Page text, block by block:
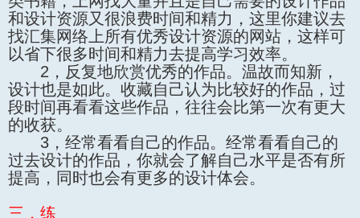
和设计资源又很浪费时间和精力，这里你建议去
找汇集网络上所有优秀设计资源的网站，这样可
以省下很多时间和精力去提高学习效率。
2，反复地欣赏优秀的作品。温故而知新，
设计也是如此。收藏自己认为比较好的作品，过
段时间再看看这些作品，往往会比第一次有更大
的收获。
3，经常看看自己的作品。经常看看自己的
过去设计的作品，你就会了解自己水平是否有所
提高，同时也会有更多的设计体会。
三，练